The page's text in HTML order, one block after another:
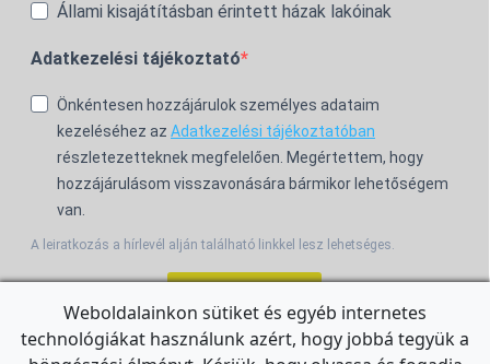
Állami kisajátításban érintett házak lakóinak
Adatkezelési tájékoztató
Önkéntesen hozzájárulok személyes adataim
kezeléséhez az Adatkezelési tájékoztatóban
részletezetteknek megfelelően. Megértettem, hogy
hozzájárulásom visszavonására bármikor lehetőségem
van.
A leiratkozás a hírlevél alján található linkkel lesz lehetséges.
For the English Newsletter, clickHERE.
Weboldalainkon sütiket és egyéb internetes
technológiákat használunk azért, hogy jobbá tegyük a